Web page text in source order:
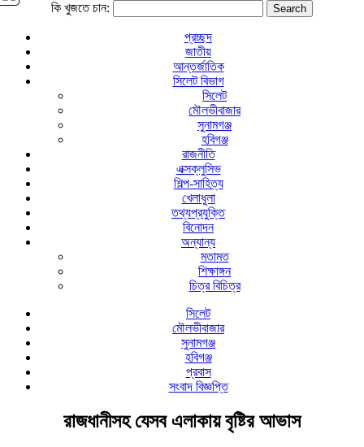
কি খুজতে চান:
প্রচ্ছদ
জাতীয়
আন্তর্জাতিক
সিলেট বিভাগ
সিলেট
মৌলভীবাজার
সুনামগঞ্জ
হবিগঞ্জ
রাজনীতি
এক্সক্লুসিভ
শিল্প-সাহিত্য
খেলাধুলা
তথ্যপ্রযুক্তি
বিনোদন
অন্যান্য
মতামত
শিক্ষাঙ্গন
চিত্র বিচিত্র
সিলেট
মৌলভীবাজার
সুনামগঞ্জ
হবিগঞ্জ
প্রবাস
সংবাদ বিজ্ঞপ্তি
রাজধানীসহ যেসব এলাকায় বৃষ্টির আভাস